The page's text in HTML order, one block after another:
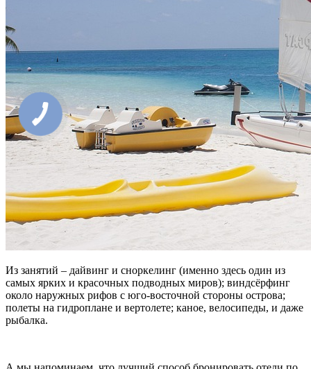
Из занятий – дайвинг и сноркелинг (именно здесь один из
самых ярких и красочных подводных миров); виндсёрфинг
около наружных рифов с юго-восточной стороны острова;
полеты на гидроплане и вертолете; каное, велосипеды, и даже
рыбалка.